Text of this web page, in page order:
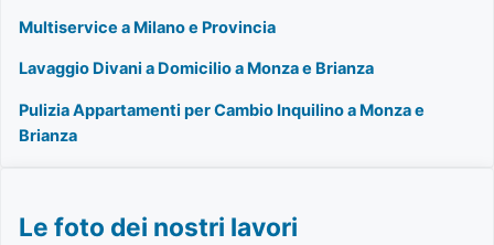
Multiservice a Milano e Provincia
Lavaggio Divani a Domicilio a Monza e Brianza
Pulizia Appartamenti per Cambio Inquilino a Monza e
Brianza
Le foto dei nostri lavori